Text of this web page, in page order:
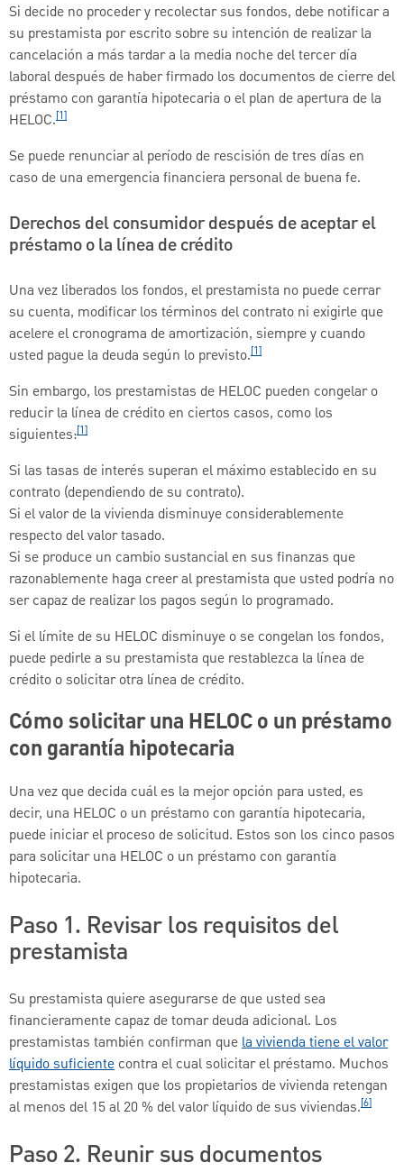
Si decide no proceder y recolectar sus fondos, debe notificar a
su prestamista por escrito sobre su intención de realizar la
cancelación a más tardar a la media noche del tercer día
laboral después de haber firmado los documentos de cierre del
préstamo con garantía hipotecaria o el plan de apertura de la
HELOC.[1]
Se puede renunciar al período de rescisión de tres días en
caso de una emergencia financiera personal de buena fe.
Derechos del consumidor después de aceptar el
préstamo o la línea de crédito
Una vez liberados los fondos, el prestamista no puede cerrar
su cuenta, modificar los términos del contrato ni exigirle que
acelere el cronograma de amortización, siempre y cuando
usted pague la deuda según lo previsto.[1]
Sin embargo, los prestamistas de HELOC pueden congelar o
reducir la línea de crédito en ciertos casos, como los
siguientes:[1]
Si las tasas de interés superan el máximo establecido en su
contrato (dependiendo de su contrato).
Si el valor de la vivienda disminuye considerablemente
respecto del valor tasado.
Si se produce un cambio sustancial en sus finanzas que
razonablemente haga creer al prestamista que usted podría no
ser capaz de realizar los pagos según lo programado.
Si el límite de su HELOC disminuye o se congelan los fondos,
puede pedirle a su prestamista que restablezca la línea de
crédito o solicitar otra línea de crédito.
Cómo solicitar una HELOC o un préstamo
con garantía hipotecaria
Una vez que decida cuál es la mejor opción para usted, es
decir, una HELOC o un préstamo con garantía hipotecaria,
puede iniciar el proceso de solicitud. Estos son los cinco pasos
para solicitar una HELOC o un préstamo con garantía
hipotecaria.
Paso 1. Revisar los requisitos del
prestamista
Su prestamista quiere asegurarse de que usted sea
financieramente capaz de tomar deuda adicional. Los
prestamistas también confirman quela vivienda tiene el valor
líquido suficiente contra el cual solicitar el préstamo. Muchos
prestamistas exigen que los propietarios de vivienda retengan
al menos del 15 al 20 % del valor líquido de sus viviendas.[6]
Paso 2. Reunir sus documentos